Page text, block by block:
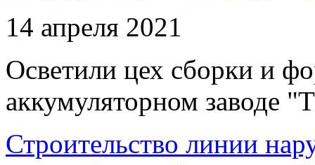
14 апреля 2021
Осветили цех сборки и
аккумуляторном заводе
Строительство линии